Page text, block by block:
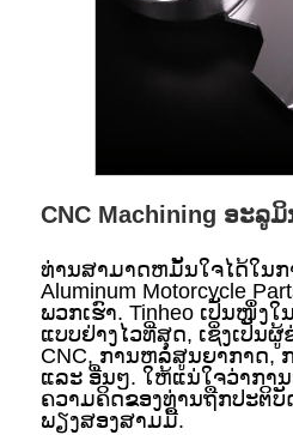
CNC Machining ອະລູ
ທ່ານສາມາດຫມັ້ນໃຈໄດ້ໃນກ
Aluminum Motorcycle
ພວກເຮົາ. Tinheo ເປັນໜຶ່ງ
ແບບຢ່າງໄວທີ່ສຸດ, ເຊິ່ງເປັນ
CNC, ການຫລໍ່ສູນຍາກາດ,
ແລະ ອື່ນໆ. ໃຫ້ແນ່ໃຈວ່າກາ
ຄວາມຄິດຂອງທ່ານຖືກປະຕິບັ
ພຽງສອງສາມມື້.